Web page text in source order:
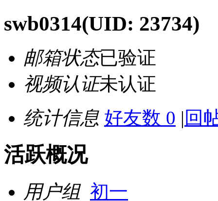
swb0314(UID: 23734)
邮箱状态已验证
视频认证未认证
统计信息 好友数 0 | 回
活跃概况
用户组 初一